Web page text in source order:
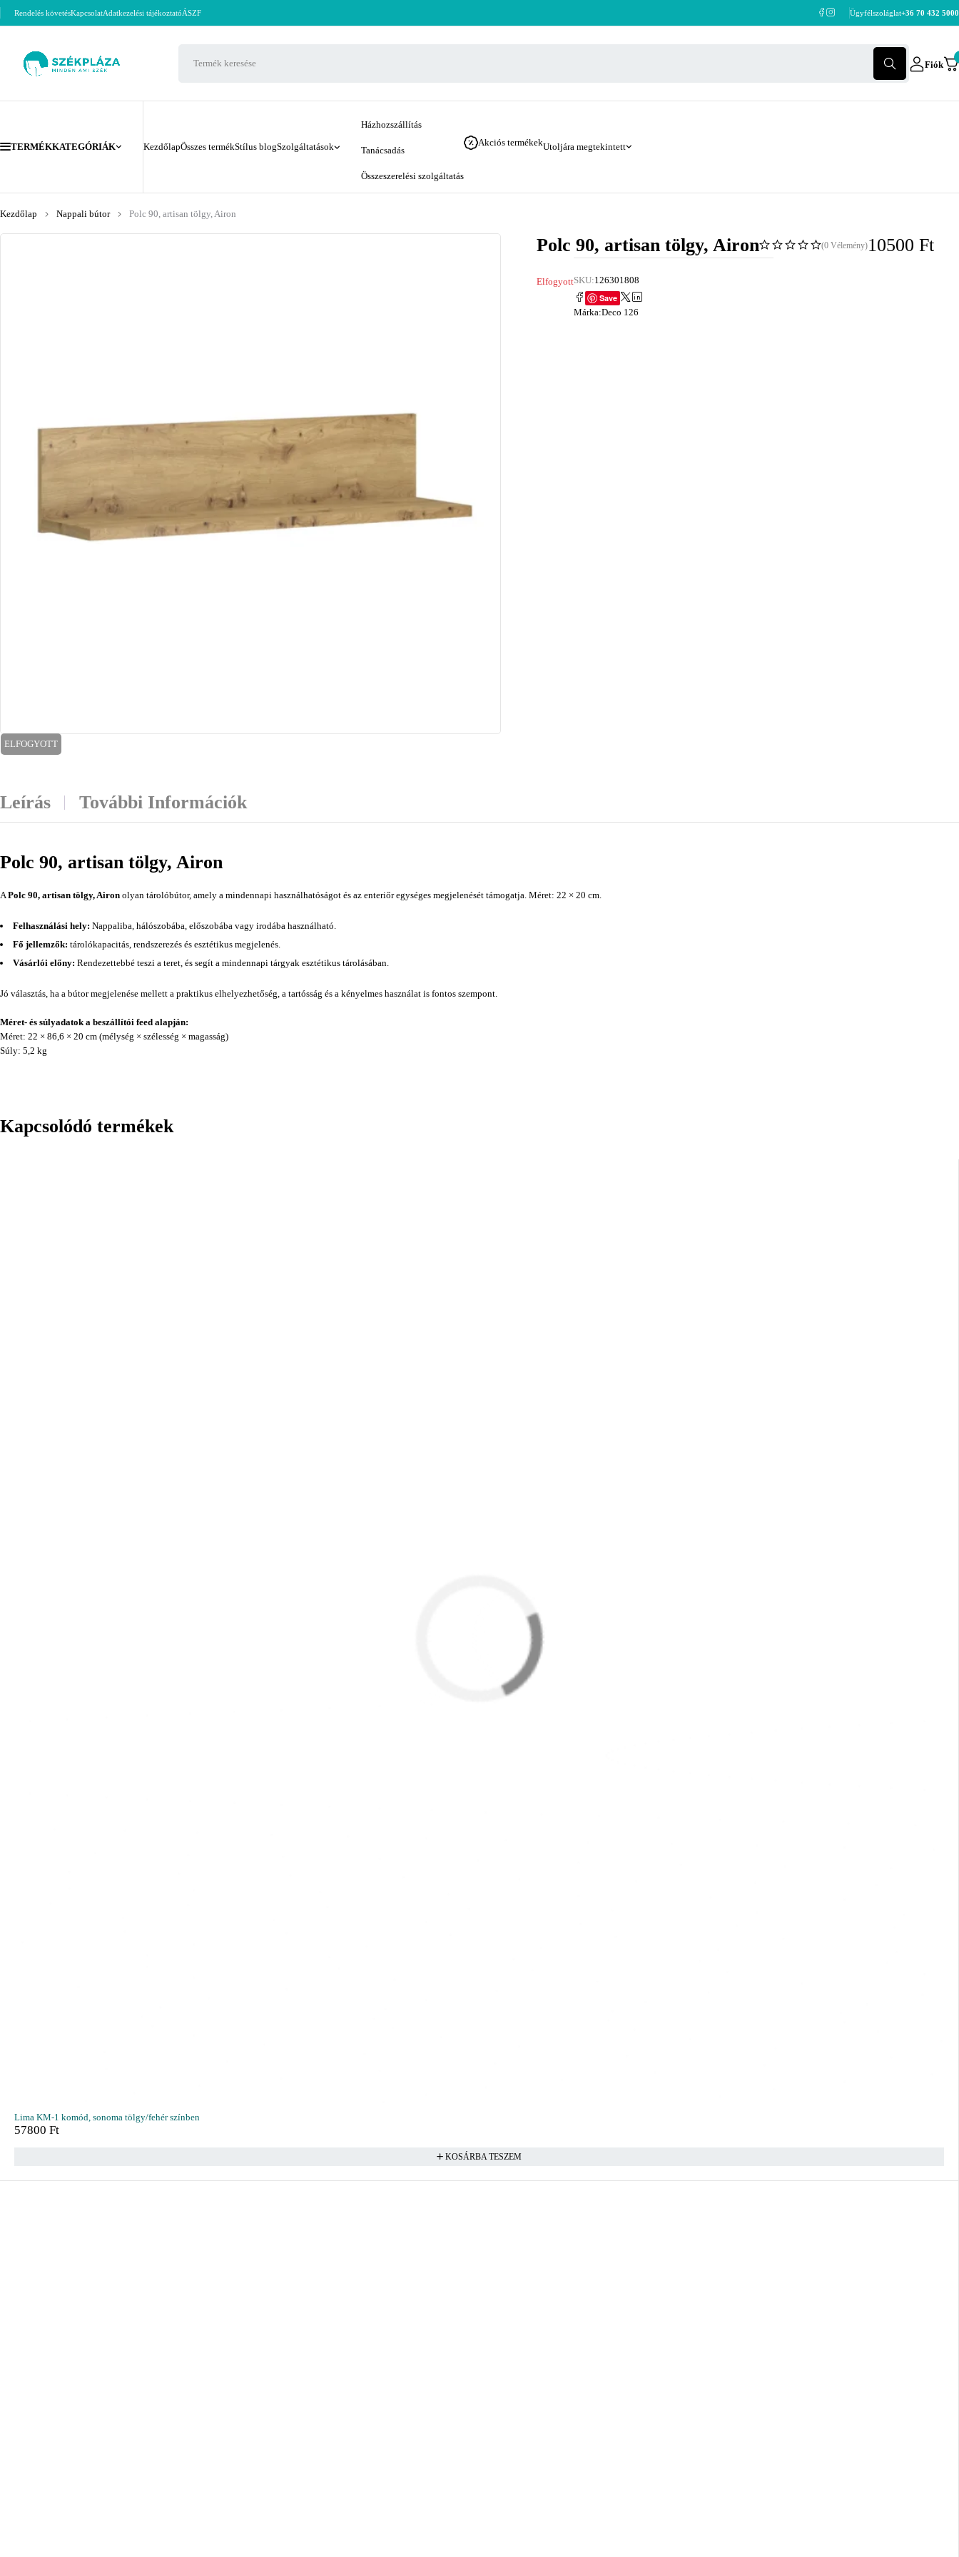
Rendelés követésKapcsolatAdatkezelési tájékoztatóÁSZF Ügyfélszoláglat+36 70 432 5000
Fiók
TERMÉKKATEGÓRIÁK KezdőlapÖsszes termékStílus blogSzolgáltatások
Házhozszállítás
Tanácsadás
Összeszerelési szolgáltatás
Akciós termékekUtoljára megtekintett
Kezdőlap Nappali bútor Polc 90, artisan tölgy, Airon
ELFOGYOTT
Polc 90, artisan tölgy, Airon (0 Vélemény)10500 Ft
ElfogyottSKU:126301808
Save
Márka:Deco 126
Leírás További Információk
Polc 90, artisan tölgy, Airon
APolc 90, artisan tölgy, Airon olyan tárolóbútor, amely a mindennapi használhatóságot és az enteriőr egységes megjelenését támogatja. Méret: 22 × 20 cm.
Felhasználási hely: Nappaliba, hálószobába, előszobába vagy irodába használható.
Fő jellemzők: tárolókapacitás, rendszerezés és esztétikus megjelenés.
Vásárlói előny: Rendezettebbé teszi a teret, és segít a mindennapi tárgyak esztétikus tárolásában.
Jó választás, ha a bútor megjelenése mellett a praktikus elhelyezhetőség, a tartósság és a kényelmes használat is fontos szempont.
Méret- és súlyadatok a beszállítói feed alapján:
Méret: 22 × 86,6 × 20 cm (mélység × szélesség × magasság)
Súly: 5,2 kg
Kapcsolódó termékek
Lima KM-1 komód, sonoma tölgy/fehér színben
57800 Ft
KOSÁRBA TESZEM